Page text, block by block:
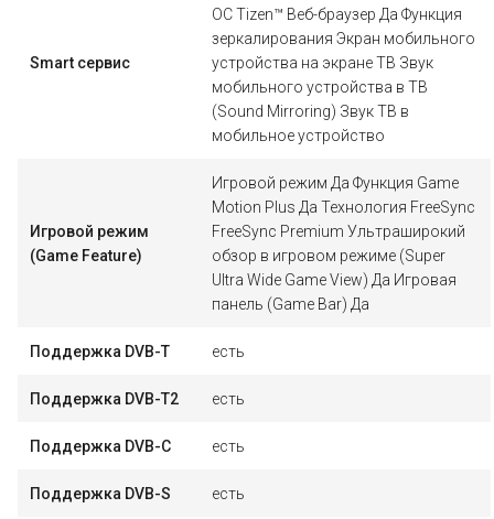
Smart сервис
ОС Tizen™ Веб-браузер Да Функция
зеркалирования Экран мобильного
устройства на экране ТВ Звук
мобильного устройства в ТВ
(Sound Mirroring) Звук ТВ в
мобильное устройство
Игровой режим
(Game Feature)
Игровой режим Да Функция Game
Motion Plus Да Технология FreeSync
FreeSync Premium Ультраширокий
обзор в игровом режиме (Super
Ultra Wide Game View) Да Игровая
панель (Game Bar) Да
Поддержка DVB-T есть
Поддержка DVB-T2 есть
Поддержка DVB-C есть
Поддержка DVB-S есть